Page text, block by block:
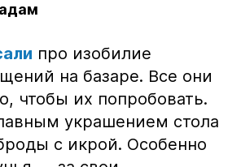
про изобилие
на базаре. Все они
чтобы их попробовать.
украшением стола
с икрой. Особенно